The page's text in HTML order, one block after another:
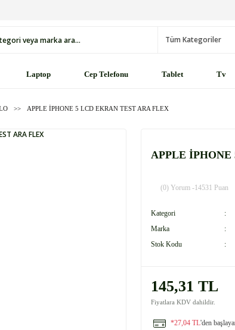
Laptop Cep Telefonu Tablet Tv
APPLE İPHONE 5 LCD EKRAN TEST ARA FLEX
APPLE
(0) Yorum -14531 Puan
Kategori
Marka
Stok Kodu
145,31 TL
Fiyatlara KDV dahildir.
*27,04 TL'den